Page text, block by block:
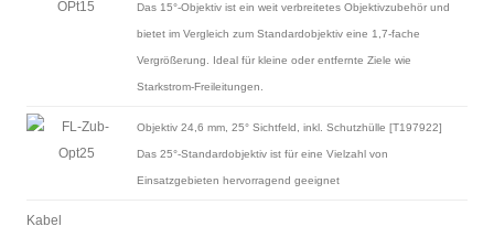
Das 15°-Objektiv ist ein weit verbreitetes Objektivzubehör und
bietet im Vergleich zum Standardobjektiv eine 1,7-fache
Vergrößerung. Ideal für kleine oder entfernte Ziele wie
Starkstrom-Freileitungen.
Objektiv 24,6 mm, 25° Sichtfeld, inkl. Schutzhülle [T197922]
Das 25°-Standardobjektiv ist für eine Vielzahl von
Einsatzgebieten hervorragend geeignet
Kabel